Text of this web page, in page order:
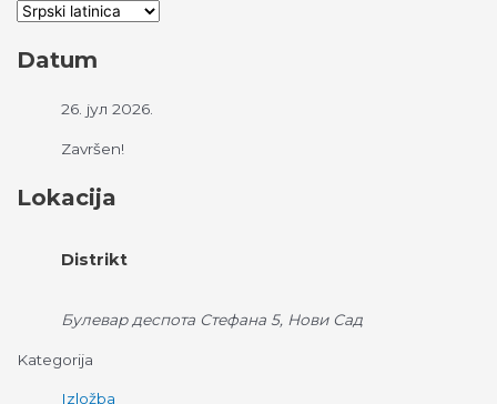
Datum
26. јул 2026.
Završen!
Lokacija
Distrikt
Булевар деспота Стефана 5, Нови Сад
Kategorija
Izložba